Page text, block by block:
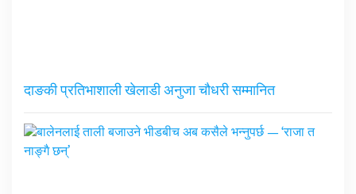
दाङकी प्रतिभाशाली खेलाडी अनुजा चौधरी सम्मानित